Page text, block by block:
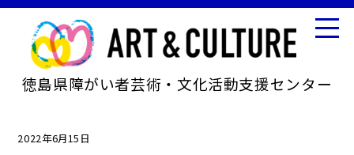
徳島県障がい者芸術・文化活動支援センター
2022年6月15日